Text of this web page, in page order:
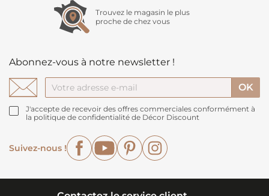
Trouvez le magasin le plus
proche de chez vous
Abonnez-vous à notre newsletter !
J'accepte de recevoir des offres commerciales conformément à
la politique de confidentialité de Décor Discount
Suivez-nous !
FacebookYouTubePinterest